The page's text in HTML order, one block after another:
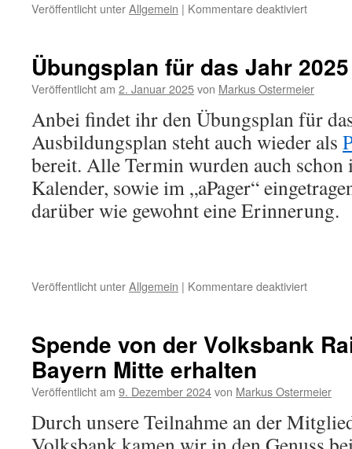
Veröffentlicht unterAllgemein | Kommentare deaktiviertfür
am
Freitag,
25.
April
2025
Übungsplan für das Jahr 2025
Veröffentlicht am 2. Januar 2025von Markus Ostermeier
Anbei findet ihr den Übungsplan für
Ausbildungsplan steht auch wieder als
bereit. Alle Termin wurden auch schon
Kalender, sowie im „aPager“
darüber wie gewohnt eine Erinnerung.
Veröffentlicht unterAllgemein | Kommentare deaktiviertfür
Jahr
Spende von der Volksbank
Bayern Mitte erhalten
Veröffentlicht am 9. Dezember 2024von Markus Ostermeier
Durch unsere Teilnahme an der